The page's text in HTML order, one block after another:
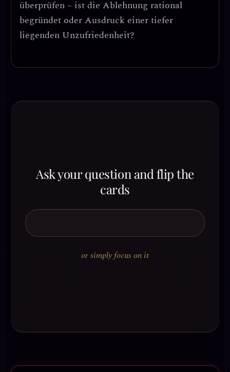
überprüfen – ist die Ablehnung rational
begründet oder Ausdruck einer tiefer
liegenden Unzufriedenheit?
Ask your question and flip the
cards
or simply focus on it